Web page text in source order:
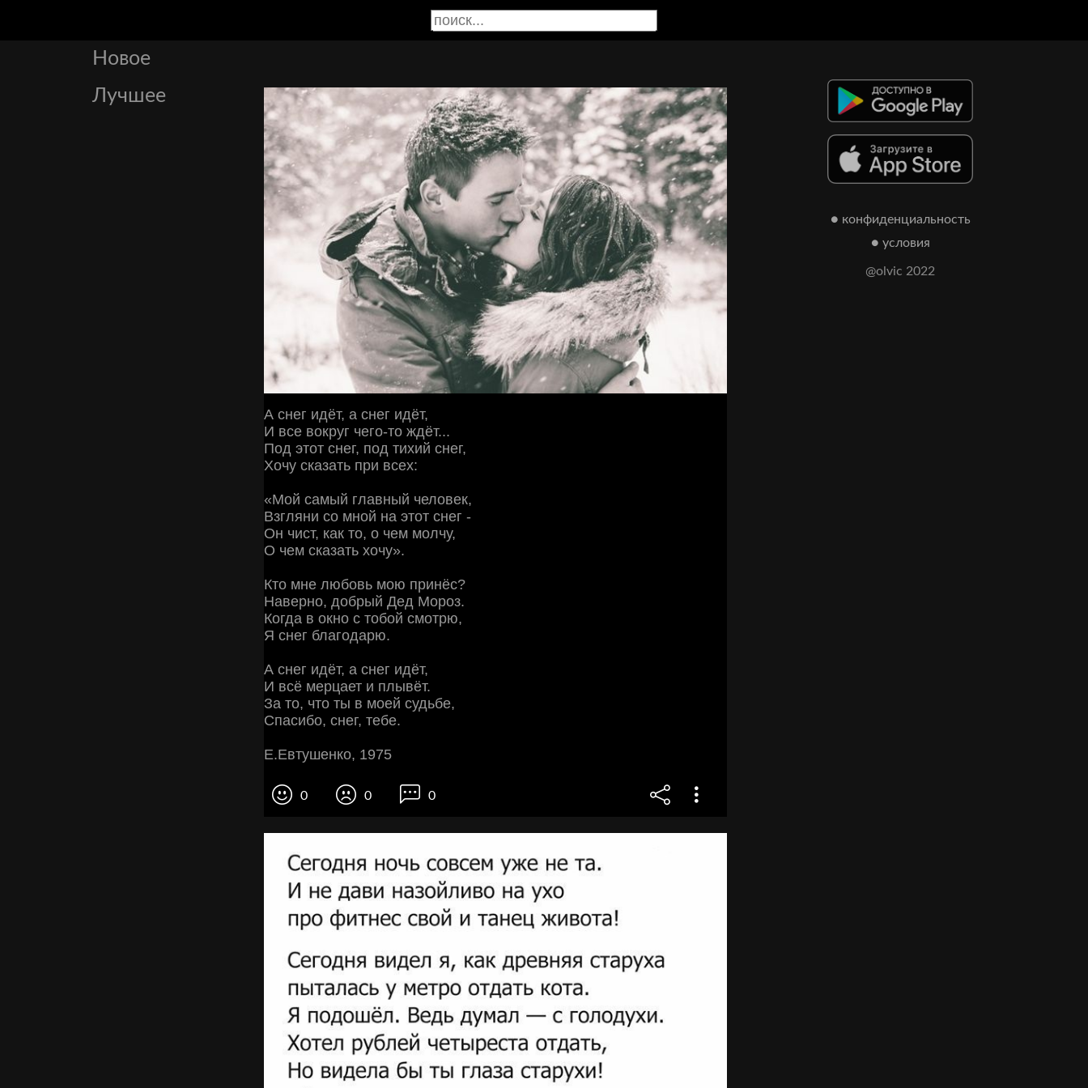
Новое
Лучшее
А снег идёт, а снег идёт,
И все вокруг чего-то ждёт...
Под этот снег, под тихий снег,
Хочу сказать при всех:
«Мой самый главный человек,
Взгляни со мной на этот снег -
Он чист, как то, о чем молчу,
О чем сказать хочу».
Кто мне любовь мою принёс?
Наверно, добрый Дед Мороз.
Когда в окно с тобой смотрю,
Я снег благодарю.
А снег идёт, а снег идёт,
И всё мерцает и плывёт.
За то, что ты в моей судьбе,
Спасибо, снег, тебе.
Е.Евтушенко, 1975
0 0 0
● конфиденциальность
● условия
@olvic 2022